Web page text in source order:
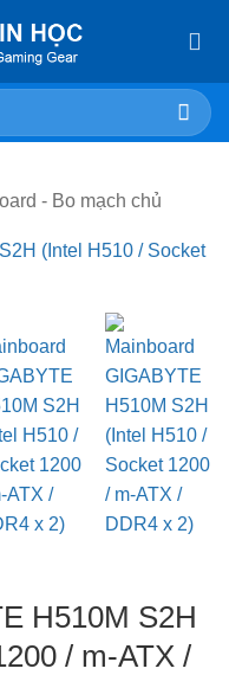
- Bo mạch chủ
H510M S2H
/ m-ATX /